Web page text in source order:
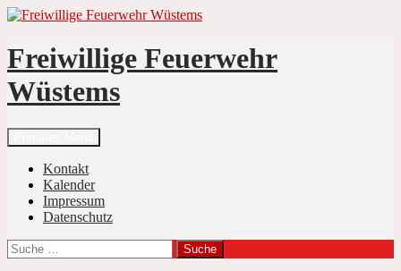
Zum
springen
Freiwillige Feuerwehr
Wüstems
Suchen
Kontakt
Kalender
Impressum
Datenschutz
Suche
nach: